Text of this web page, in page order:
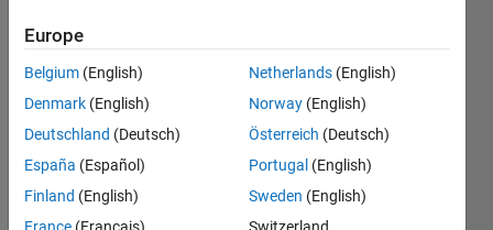
ま​せ
ん。」
と出
る。
Hideki
27 Nov
Europe
Belgium (English)
Denmark (English)
Deutschland (Deutsch)
España (Español)
Finland (English)
Netherlands (English)
Norway (English)
Österreich (Deutsch)
Portugal (English)
Sweden (English)